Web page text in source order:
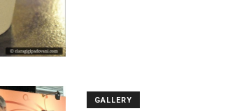
GALLERY